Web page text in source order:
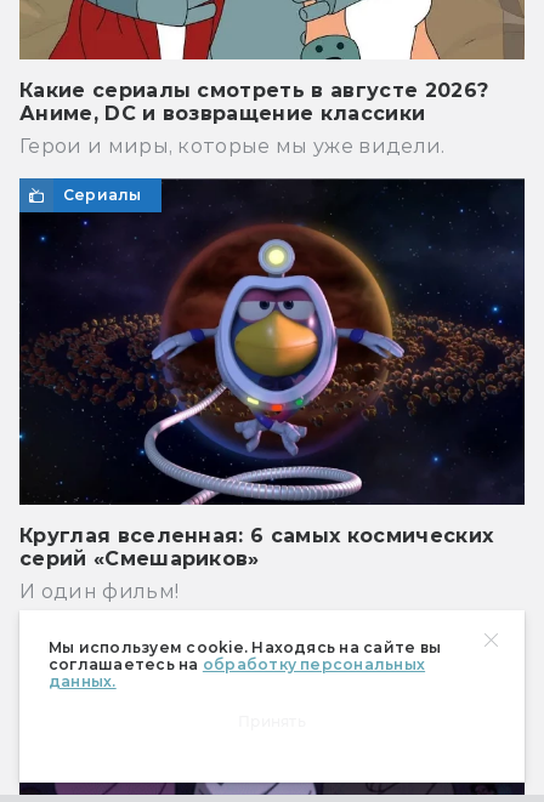
Мы используем cookie. Находясь на сайте вы
соглашаетесь на обработку персональных
данных.
Какие сериалы смотреть в августе 2026?
Аниме, DC и возвращение классики
Герои и миры, которые мы уже видели.
Сериалы
Круглая вселенная: 6 самых космических
серий «Смешариков»
И один фильм!